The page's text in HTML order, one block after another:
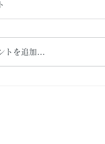
トを追加…